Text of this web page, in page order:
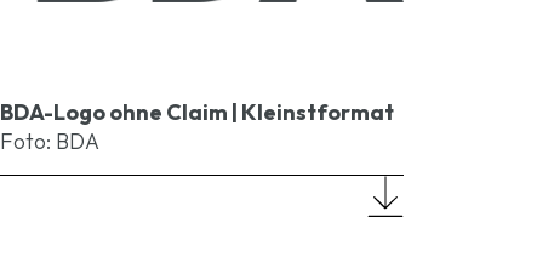
BDA-Logo ohne Claim | Kleinstformat
Foto: BDA